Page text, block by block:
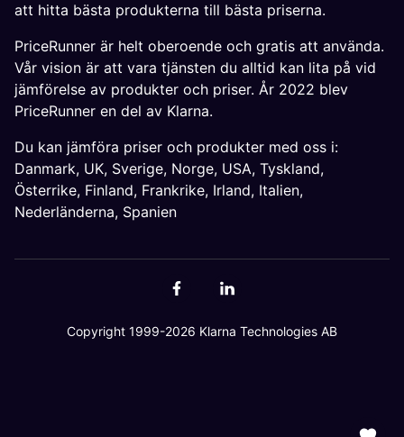
att hitta bästa produkterna till bästa priserna.
PriceRunner är helt oberoende och gratis att använda.
Vår vision är att vara tjänsten du alltid kan lita på vid
jämförelse av produkter och priser. År 2022 blev
PriceRunner en del av Klarna.
Du kan jämföra priser och produkter med oss i:
Danmark, UK, Sverige, Norge, USA, Tyskland,
Österrike, Finland, Frankrike, Irland, Italien,
Nederländerna, Spanien
Copyright 1999-2026 Klarna Technologies AB